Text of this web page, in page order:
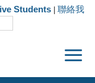
Students
聯絡我